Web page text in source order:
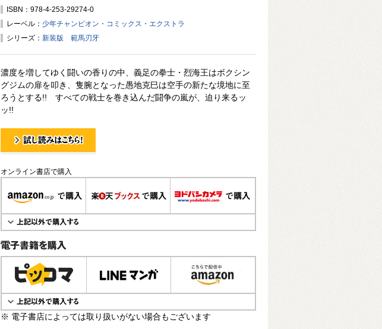
ISBN：978-4-253-29274-0
レーベル： 少年チャンピオン・コミックス・エクストラ
シリーズ： 新装版 範馬刃牙
濃度を増してゆく闘いの香りの中、義足の拳士・烈海王はボクシン
グジムの扉を叩き、隻腕となった愚地克巳は空手の新たな境地に至
ろうとする!! すべての戦士を巻き込んだ闘争の嵐が、迫り来るッ
ッ!!
オンライン書店で購入
電子書籍で購入
※ 電子書店によっては取り扱いがない場合もございます